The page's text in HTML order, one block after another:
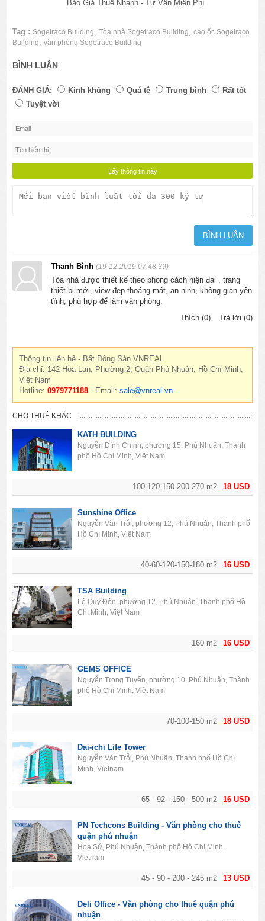
Báo Giá Thuê Nhanh - Tư Vấn Miễn Phí
Tag : Sogetraco Building,Tòa nhà Sogetraco Building,cao ốc Sogetraco
Building,văn phòng Sogetraco Building
BÌNH LUẬN
ĐÁNH GIÁ: Kinh khủng Quá tệ Trung bình
Rất tốt
Tuyệt vời
Thanh Bình(19-12-2019 07:48:39)
Tòa nhà được thiết kế theo phong cách hiện đại , trang
thiết bị mới, view đẹp thoáng mát, an ninh, không gian yên
tĩnh, phù hợp để làm văn phòng.
Thích (0)
Trả lời (0)
Thông tin liên hệ - Bất Động Sản VNREAL
Địa chỉ: 142 Hoa Lan, Phường 2, Quận Phú Nhuận, Hồ Chí Minh,
Việt Nam
Hotline:0979771188 - Email:sale@vnreal.vn
CHO THUÊ KHÁC
18 USD
100-120-150-200-270 m2
KATH BUILDING
Nguyễn Đình Chính, phường 15, Phú Nhuận, Thành
phố Hồ Chí Minh, Việt Nam
16 USD
40-60-120-150-180 m2
Sunshine Office
Nguyễn Văn Trỗi, phường 12, Phú Nhuận, Thành phố
Hồ Chí Minh, Việt Nam
16 USD
160 m2
TSA Building
Lê Quý Đôn, phường 12, Phú Nhuận, Thành phố Hồ
Chí Minh, Việt Nam
18 USD
70-100-150 m2
GEMS OFFICE
Nguyễn Trọng Tuyển, phường 10, Phú Nhuận, Thành
phố Hồ Chí Minh, Việt Nam
16 USD
65 - 92 - 150 - 500 m2
Dai-ichi Life Tower
Nguyễn Văn Trỗi, Phú Nhuận, Thành phố Hồ Chí
Minh, Vietnam
13 USD
45 - 90 - 200 - 245 m2
PN Techcons Building - Văn phòng cho thuê
quận phú nhuận
Hoa Sứ, Phú Nhuận, Thành phố Hồ Chí Minh,
Vietnam
Deli Office - Văn phòng cho thuê quận phú
nhuận